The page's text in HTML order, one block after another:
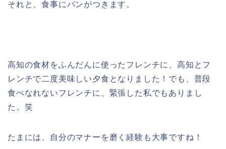
それと、食事にパンがつきます。
高知の食材をふんだんに使ったフレンチに、高知とフ
レンチで二度美味しい夕食となりました！でも、普段
食べなれないフレンチに、緊張した私でもありまし
た。笑
たまには、自分のマナーを磨く経験も大事ですね！